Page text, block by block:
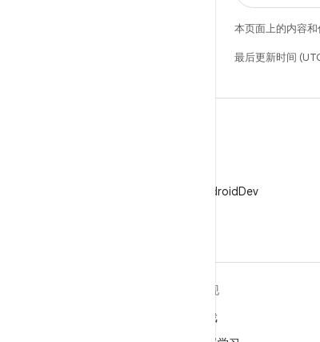
本页面上的内容
最后更新时间
在 X 上关注 @AndroidDev
发现
游戏